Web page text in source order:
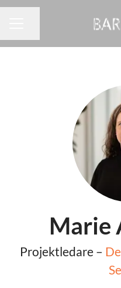
Marie
Projektledare –